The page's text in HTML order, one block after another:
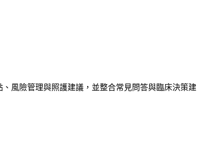
風險管理與照護建議，並整合常見問答與臨床決策建